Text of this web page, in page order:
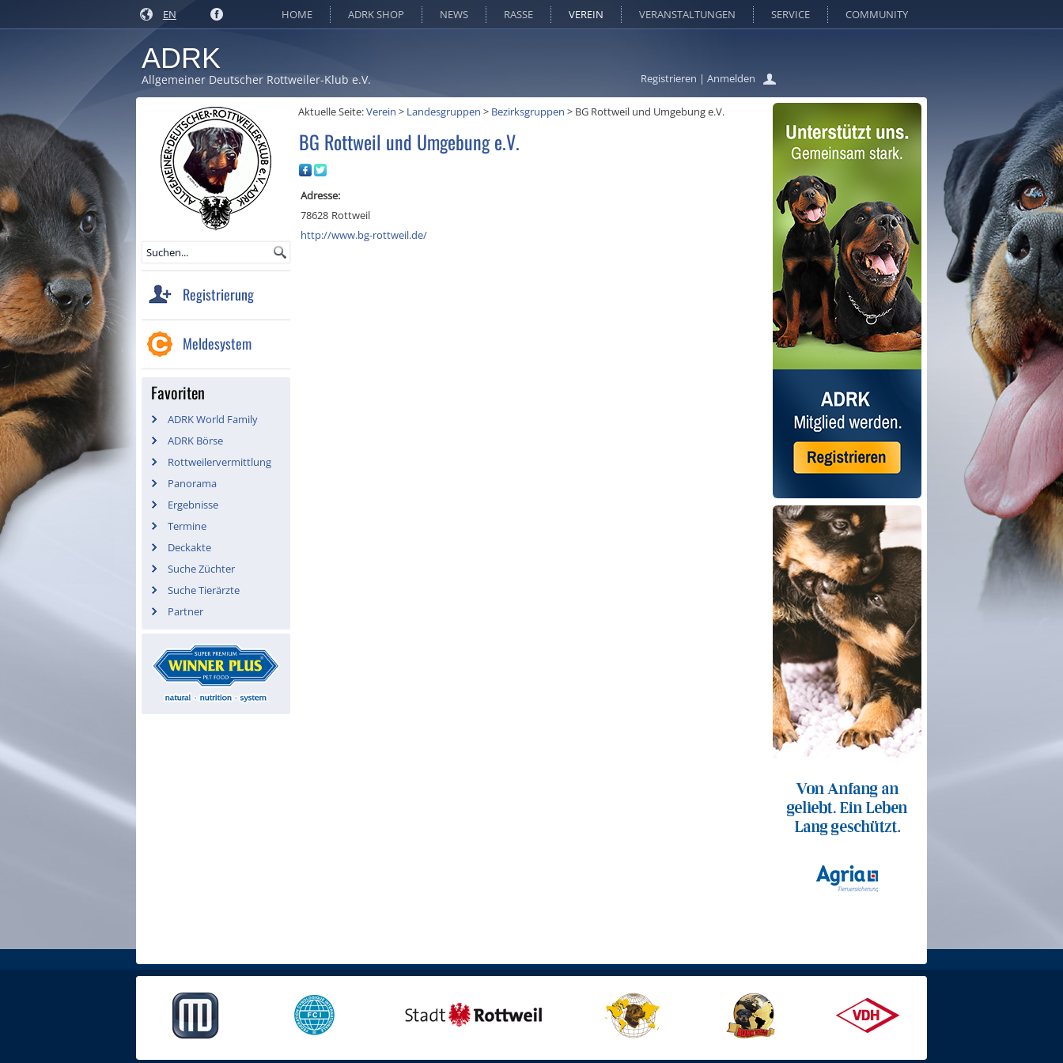
EN
Registrieren | Anmelden
HOME ADRK SHOP NEWS RASSE VEREIN VERANSTALTUNGEN SERVICE COMMUNITY
ADRK
Allgemeiner Deutscher Rottweiler-Klub e.V.
Registrierung
Meldesystem
Favoriten
ADRK World Family
ADRK Börse
Rottweilervermittlung
Panorama
Ergebnisse
Termine
Deckakte
Suche Züchter
Suche Tierärzte
Partner
Aktuelle Seite:Verein > Landesgruppen > Bezirksgruppen > BG Rottweil und Umgebung e.V.
BG Rottweil und Umgebung e.V.
Adresse:
78628 Rottweil
http://www.bg-rottweil.de/